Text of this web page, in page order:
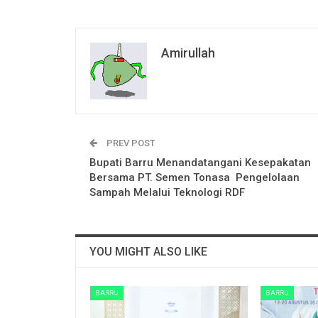
Amirullah
PREV POST
Bupati Barru Menandatangani Kesepakatan
Bersama PT. Semen Tonasa Pengelolaan
Sampah Melalui Teknologi RDF
YOU MIGHT ALSO LIKE
BARRU BARRU